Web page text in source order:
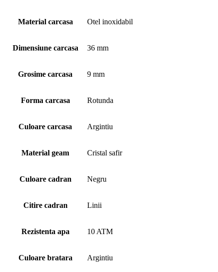
Material carcasa Otel inoxidabil
Dimensiune carcasa 36 mm
Grosime carcasa 9 mm
Forma carcasa Rotunda
Culoare carcasa Argintiu
Material geam Cristal safir
Culoare cadran Negru
Citire cadran Linii
Rezistenta apa 10 ATM
Culoare bratara Argintiu